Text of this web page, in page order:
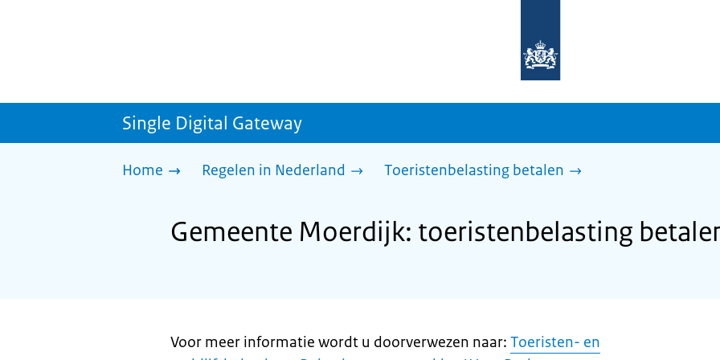
homepage
sdg.rijksoverheid.nl
Single Digital Gateway
Home Regelen in Nederland Toeristenbelasting betalen
Gemeente Moerdijk: toeristenbelasting
Voor meer informatie wordt u doorverwezen naar: Toeristen- en